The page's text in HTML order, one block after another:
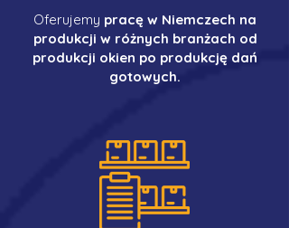
Oferujemy pracę w Niemczech na
produkcji w różnych branżach od
produkcji okien po produkcję dań
gotowych.